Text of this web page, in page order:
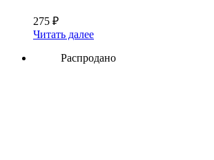
275 ₽
Читать далее
Распродано